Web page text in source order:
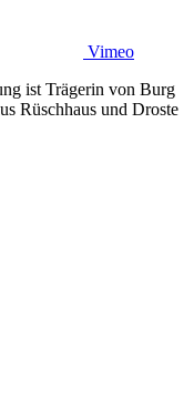
Vimeo
ist Trägerin von Burg
Rüschhaus und Droste